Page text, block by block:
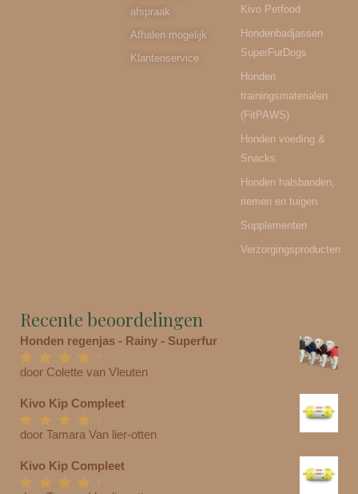
afspraak
Afhalen mogelijk
Klantenservice
Kivo Petfood
Hondenbadjassen
SuperFurDogs
Honden
trainingsmaterialen
(FitPAWS)
Honden voeding &
Snacks
Honden halsbanden,
riemen en tuigen
Supplementen
Verzorgingsproducten
Recente beoordelingen
Honden regenjas - Rainy - Superfur
Gewaardeerd5
door Colette van Vleuten
Kivo Kip Compleet
Gewaardeerd5
door Tamara Van lier-otten
Kivo Kip Compleet